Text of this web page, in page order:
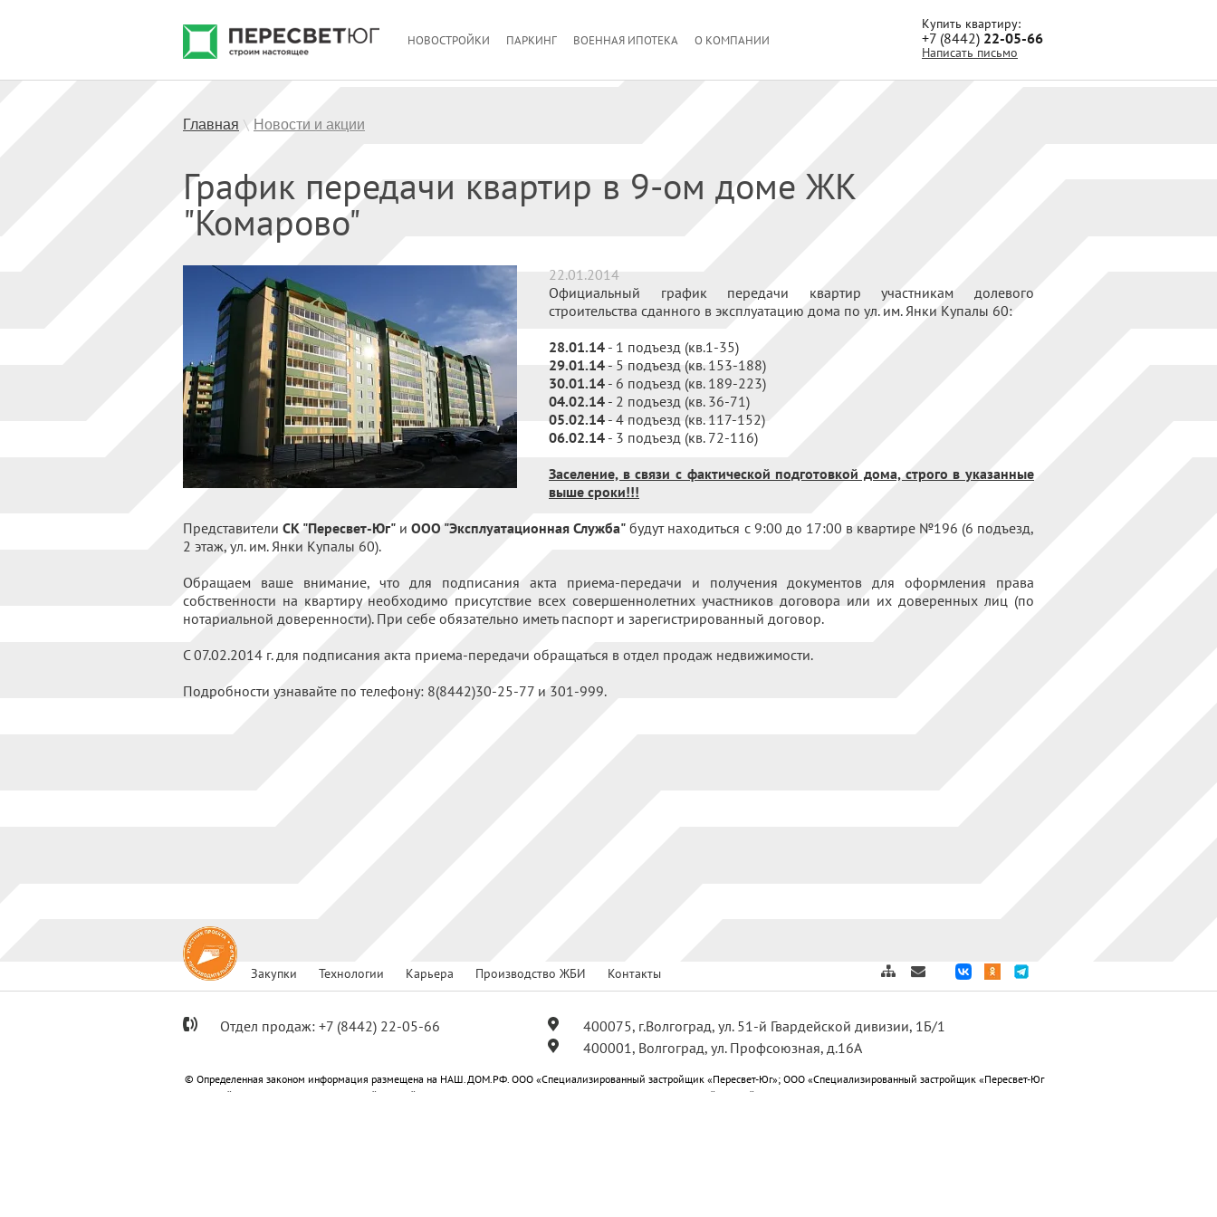
НОВОСТРОЙКИ ПАРКИНГ ВОЕННАЯ ИПОТЕКА О КОМПАНИИ
Купить квартиру:
+7 (8442) 22-05-66
Написать письмо
Главная \ Новости и акции
График передачи квартир в 9-ом доме ЖК
"Комарово"
22.01.2014
Официальный график передачи квартир участникам долевого
строительства сданного в эксплуатацию дома по ул. им. Янки Купалы 60:
28.01.14 - 1 подъезд (кв.1-35)
29.01.14- 5 подъезд (кв. 153-188)
30.01.14 - 6 подъезд (кв. 189-223)
04.02.14 - 2 подъезд (кв. 36-71)
05.02.14- 4 подъезд (кв. 117-152)
06.02.14 - 3 подъезд (кв. 72-116)
Заселение, в связи с фактической подготовкой дома, строго в указанные
выше сроки!!!
ПредставителиСК "Пересвет-Юг" иООО "Эксплуатационная Служба" будут находиться с 9:00 до 17:00 в квартире №196 (6 подъезд,
2 этаж, ул. им. Янки Купалы 60).
Обращаем ваше внимание, что для подписания акта приема-передачи и получения документов для оформления права
собственности на квартиру необходимо присутствие всех совершеннолетних участников договора или их доверенных лиц (по
нотариальной доверенности). При себе обязательно иметь паспорт и зарегистрированный договор.
С 07.02.2014 г. для подписания акта приема-передачи обращаться в отдел продаж недвижимости.
Подробности узнавайте по телефону: 8(8442)30-25-77 и 301-999.
Закупки Технологии Карьера Производство ЖБИ Контакты
Отдел продаж: +7 (8442) 22-05-66
400075, г.Волгоград, ул. 51-й Гвардейской дивизии, 1Б/1
400001, Волгоград, ул. Профсоюзная, д.16А
© Определенная законом информация размещена на НАШ.ДОМ.РФ. ООО «Специализированный застройщик «Пересвет-Юг»; ООО «Специализированный застройщик «Пересвет-Юг
Метизный»; ООО «Специализированный застройщик «Пересвет-Юг Профсоюзная»; ООО «Специализированный застройщик «Пересвет-Юг Краснослободск»; ООО